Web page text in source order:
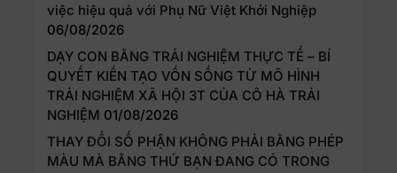
việc hiệu quả với Phụ Nữ Việt Khởi Nghiệp
06/08/2026
DẠY CON BẰNG TRẢI NGHIỆM THỰC TẾ – BÍ
QUYẾT KIẾN TẠO VỐN SỐNG TỪ MÔ HÌNH
TRẢI NGHIỆM XÃ HỘI 3T CỦA CÔ HÀ TRẢI
NGHIỆM 01/08/2026
THAY ĐỔI SỐ PHẬN KHÔNG PHẢI BẰNG PHÉP
MÀU MÀ BẰNG THỨ BẠN ĐANG CÓ TRONG